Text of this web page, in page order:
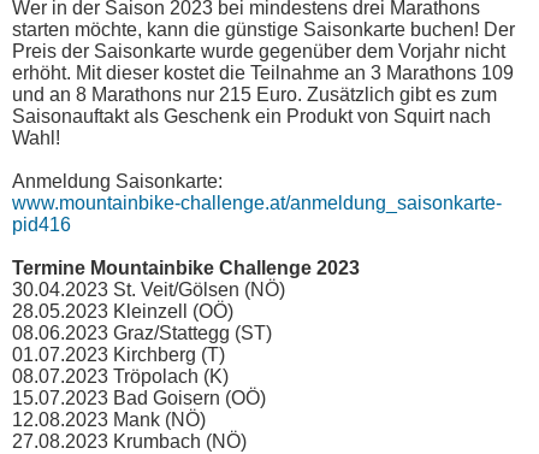
Wer in der Saison 2023 bei mindestens drei Marathons
starten möchte, kann die günstige Saisonkarte buchen! Der
Preis der Saisonkarte wurde gegenüber dem Vorjahr nicht
erhöht. Mit dieser kostet die Teilnahme an 3 Marathons 109
und an 8 Marathons nur 215 Euro. Zusätzlich gibt es zum
Saisonauftakt als Geschenk ein Produkt von Squirt nach
Wahl!
Anmeldung Saisonkarte:
www.mountainbike-challenge.at/anmeldung_saisonkarte-
pid416
Termine Mountainbike Challenge 2023
30.04.2023 St. Veit/Gölsen (NÖ)
28.05.2023 Kleinzell (OÖ)
08.06.2023 Graz/Stattegg (ST)
01.07.2023 Kirchberg (T)
08.07.2023 Tröpolach (K)
15.07.2023 Bad Goisern (OÖ)
12.08.2023 Mank (NÖ)
27.08.2023 Krumbach (NÖ)